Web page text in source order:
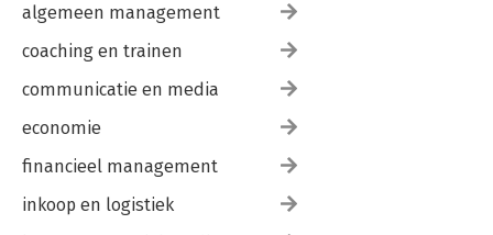
algemeen management
coaching en trainen
communicatie en media
economie
financieel management
inkoop en logistiek